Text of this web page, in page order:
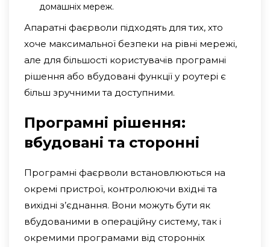
домашніх мереж.
Апаратні фаєрволи підходять для тих, хто
хоче максимальної безпеки на рівні мережі,
але для більшості користувачів програмні
рішення або вбудовані функції у роутері є
більш зручними та доступними.
Програмні рішення:
вбудовані та сторонні
Програмні фаєрволи встановлюються на
окремі пристрої, контролюючи вхідні та
вихідні з’єднання. Вони можуть бути як
вбудованими в операційну систему, так і
окремими програмами від сторонніх